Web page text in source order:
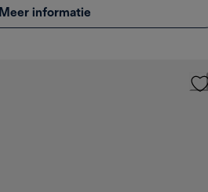
Meer informatie